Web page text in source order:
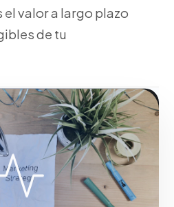
valor a largo plazo
de tu
de KPIs y reportes